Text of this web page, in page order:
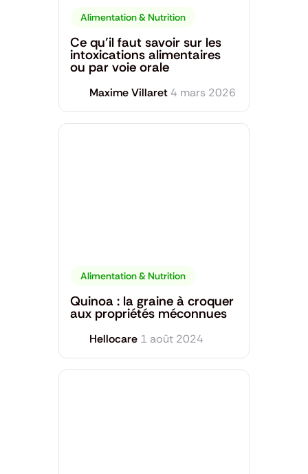
Alimentation & Nutrition
Ce qu’il faut savoir sur les
intoxications alimentaires
ou par voie orale
Maxime Villaret 4 mars 2026
Alimentation & Nutrition
Quinoa : la graine à croquer
aux propriétés méconnues
Hellocare 1 août 2024